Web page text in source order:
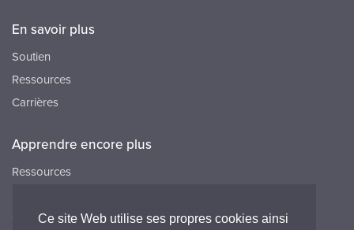
Ce site Web utilise ses propres cookies ainsi
En savoir plus
Soutien
Ressources
Carrières
Apprendre encore plus
Ressources
Carrières